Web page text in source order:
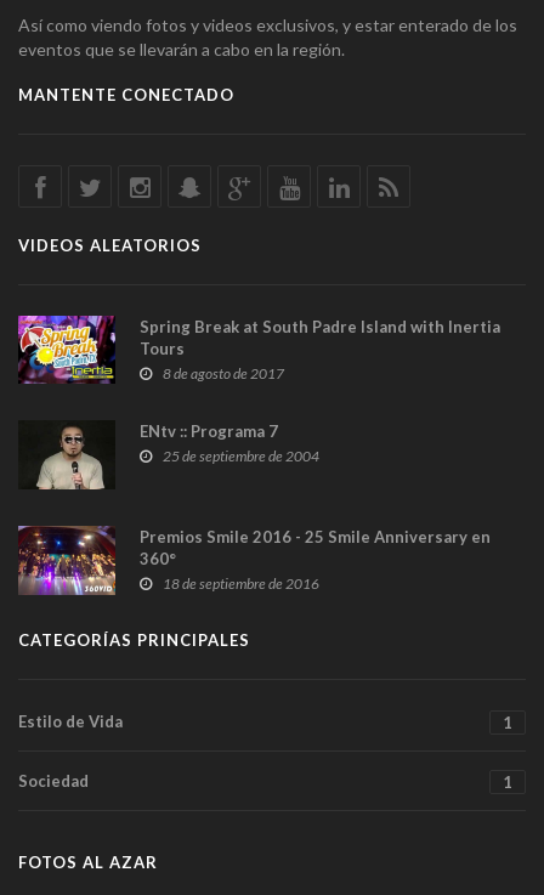
Así como viendo fotos y videos exclusivos, y estar enterado de los
eventos que se llevarán a cabo en la región.
MANTENTE CONECTADO
VIDEOS ALEATORIOS
Spring Break at South Padre Island with Inertia
Tours
8 de agosto de 2017
ENtv :: Programa 7
25 de septiembre de 2004
Premios Smile 2016 - 25 Smile Anniversary en
360°
18 de septiembre de 2016
CATEGORÍAS PRINCIPALES
Estilo de Vida 1
Sociedad 1
FOTOS AL AZAR